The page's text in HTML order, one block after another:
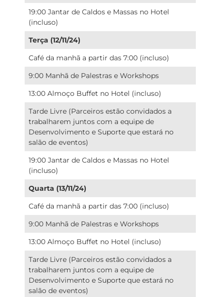
19:00 Jantar de Caldos e Massas no Hotel
(incluso)
Terça (12/11/24)
Café da manhã a partir das 7:00 (incluso)
9:00 Manhã de Palestras e Workshops
13:00 Almoço Buffet no Hotel (incluso)
Tarde Livre (Parceiros estão convidados a
trabalharem juntos com a equipe de
Desenvolvimento e Suporte que estará no
salão de eventos)
19:00 Jantar de Caldos e Massas no Hotel
(incluso)
Quarta (13/11/24)
Café da manhã a partir das 7:00 (incluso)
9:00 Manhã de Palestras e Workshops
13:00 Almoço Buffet no Hotel (incluso)
Tarde Livre (Parceiros estão convidados a
trabalharem juntos com a equipe de
Desenvolvimento e Suporte que estará no
salão de eventos)